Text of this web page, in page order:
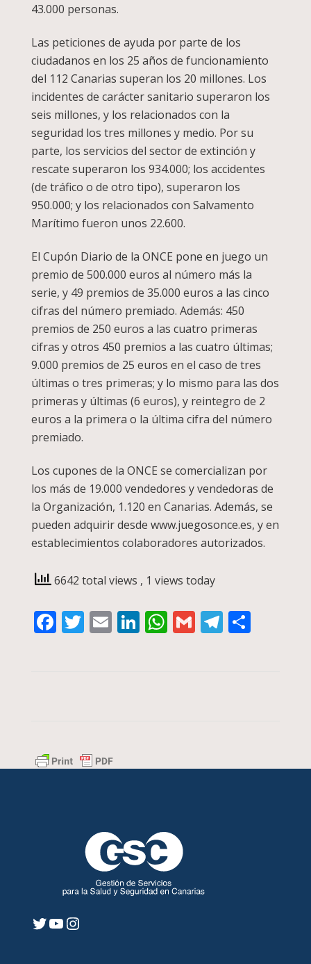
43.000 personas.
Las peticiones de ayuda por parte de los
ciudadanos en los 25 años de funcionamiento
del 112 Canarias superan los 20 millones. Los
incidentes de carácter sanitario superaron los
seis millones, y los relacionados con la
seguridad los tres millones y medio. Por su
parte, los servicios del sector de extinción y
rescate superaron los 934.000; los accidentes
(de tráfico o de otro tipo), superaron los
950.000; y los relacionados con Salvamento
Marítimo fueron unos 22.600.
El Cupón Diario de la ONCE pone en juego un
premio de 500.000 euros al número más la
serie, y 49 premios de 35.000 euros a las cinco
cifras del número premiado. Además: 450
premios de 250 euros a las cuatro primeras
cifras y otros 450 premios a las cuatro últimas;
9.000 premios de 25 euros en el caso de tres
últimas o tres primeras; y lo mismo para las dos
primeras y últimas (6 euros), y reintegro de 2
euros a la primera o la última cifra del número
premiado.
Los cupones de la ONCE se comercializan por
los más de 19.000 vendedores y vendedoras de
la Organización, 1.120 en Canarias. Además, se
pueden adquirir desde www.juegosonce.es, y en
establecimientos colaboradores autorizados.
6642 total views , 1 views today
Facebook
Twitter
EmailLinkedIn
WhatsApp
Gmail
Twitter
YouTube
Instagram